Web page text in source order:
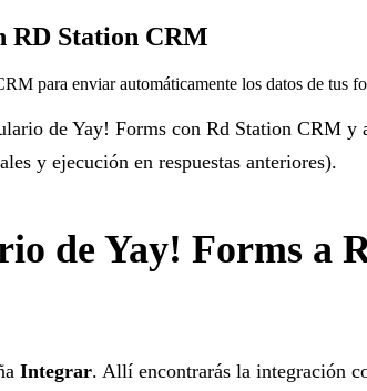
RD Station CRM
para enviar automáticamente los datos de tus
de Yay! Forms con Rd Station CRM
y ejecución en respuestas anteriores).
de Yay! Forms a
Integrar. Allí encontrarás la integración